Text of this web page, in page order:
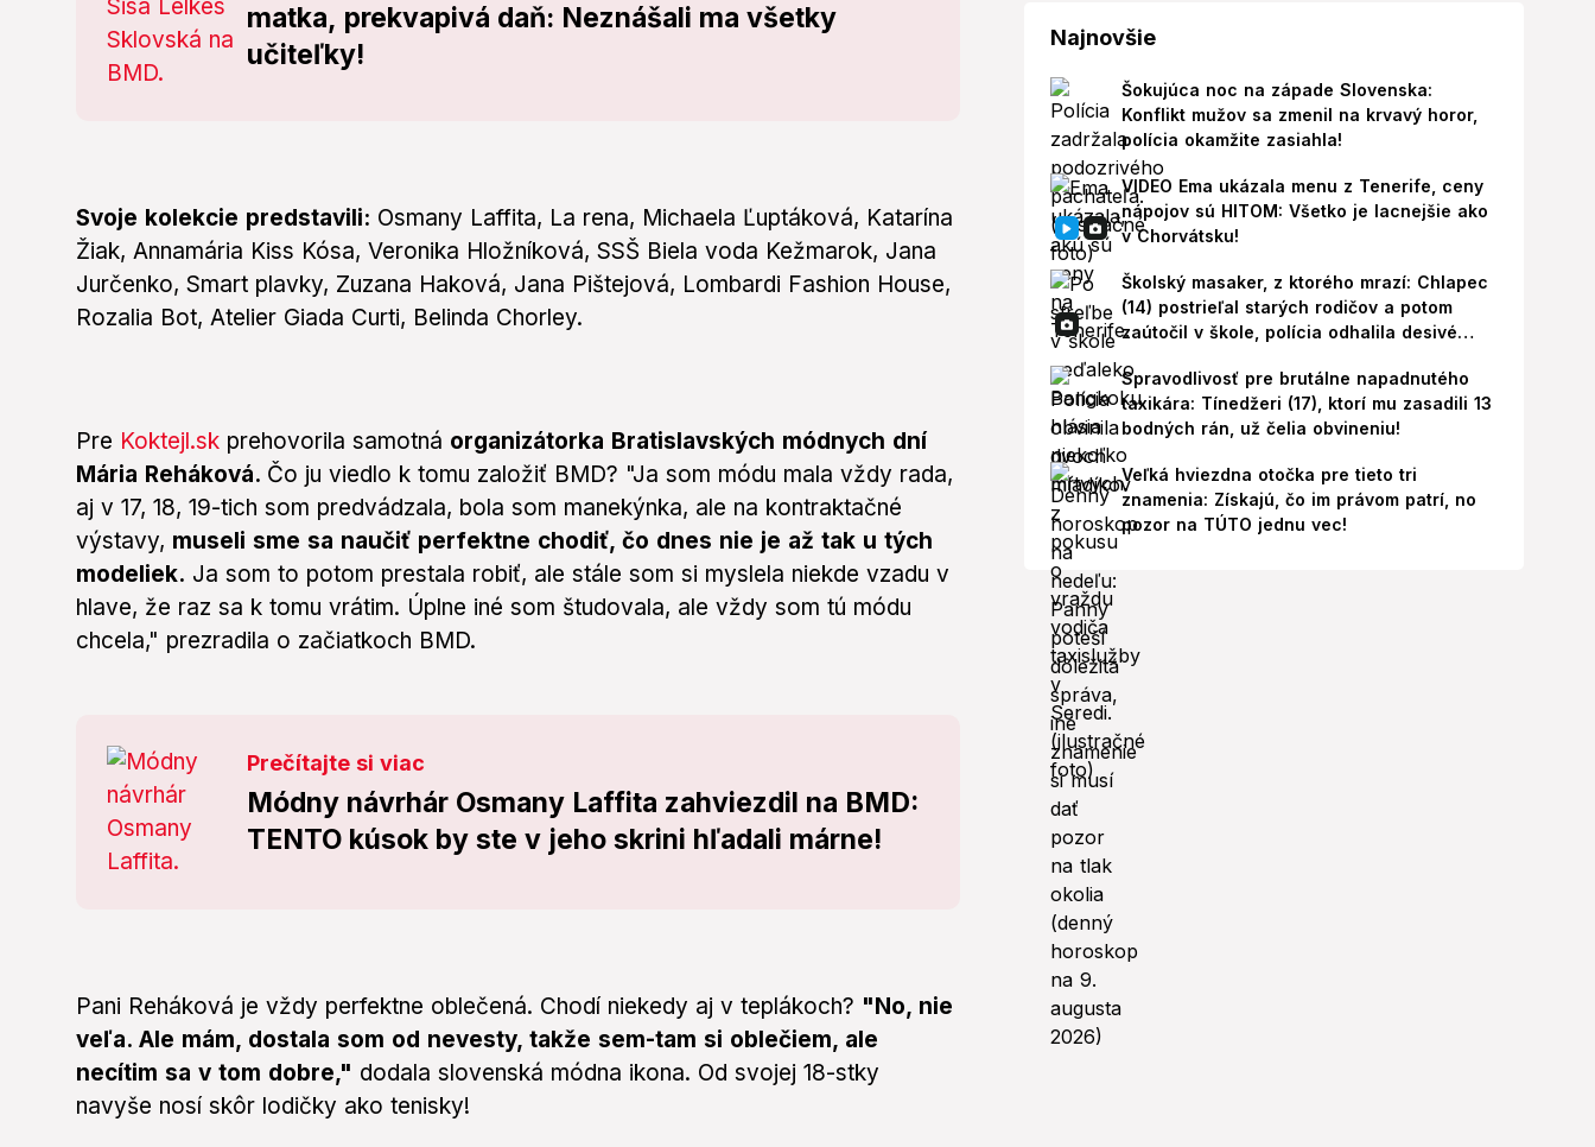
matka, prekvapivá daň: Neznášali ma všetky
učiteľky!
Svoje kolekcie predstavili: Osmany Laffita, La rena, Michaela Ľuptáková, Katarína
Žiak, Annamária Kiss Kósa, Veronika Hložníková, SSŠ Biela voda Kežmarok, Jana
Jurčenko, Smart plavky, Zuzana Haková, Jana Pištejová, Lombardi Fashion House,
Rozalia Bot, Atelier Giada Curti, Belinda Chorley.
Pre Koktejl.sk prehovorila samotná organizátorka Bratislavských módnych dní
Mária Reháková. Čo ju viedlo k tomu založiť BMD? "Ja som módu mala vždy rada,
aj v 17, 18, 19-tich som predvádzala, bola som manekýnka, ale na kontraktačné
výstavy, museli sme sa naučiť perfektne chodiť, čo dnes nie je až tak u tých
modeliek. Ja som to potom prestala robiť, ale stále som si myslela niekde vzadu v
hlave, že raz sa k tomu vrátim. Úplne iné som študovala, ale vždy som tú módu
chcela," prezradila o začiatkoch BMD.
Prečítajte si viac
Módny návrhár Osmany Laffita zahviezdil na BMD:
TENTO kúsok by ste v jeho skrini hľadali márne!
Pani Reháková je vždy perfektne oblečená. Chodí niekedy aj v teplákoch? "No, nie
veľa. Ale mám, dostala som od nevesty, takže sem-tam si oblečiem, ale
necítim sa v tom dobre," dodala slovenská módna ikona. Od svojej 18-stky
navyše nosí skôr lodičky ako tenisky!
Najnovšie
Šokujúca noc na západe Slovenska:
Konflikt mužov sa zmenil na krvavý horor,
polícia okamžite zasiahla!
VIDEO Ema ukázala menu z Tenerife, ceny
nápojov sú HITOM: Všetko je lacnejšie ako
v Chorvátsku!
Školský masaker, z ktorého mrazí: Chlapec
(14) postrieľal starých rodičov a potom
zaútočil v škole, polícia odhalila desivé
Spravodlivosť pre brutálne napadnutého
taxikára: Tínedžeri (17), ktorí mu zasadili 13
bodných rán, už čelia obvineniu!
Veľká hviezdna otočka pre tieto tri
znamenia: Získajú, čo im právom patrí, no
pozor na TÚTO jednu vec!